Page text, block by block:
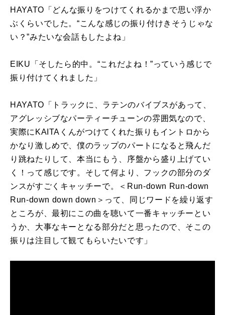
HAYATO「どんな振りをつけてくれるかまで思い浮か
ぶくらいでした。“こんな感じの振り付けきそうじゃな
い？”みたいな会話もしたよね」
EIKU「そしたら的中。“これだよね！”っていう感じで
振り付けてくれました」
HAYATO「トラックに、ラテンのバイブスがあって、
アグレッシブなパーティーチューンの雰囲気なので、
実際に KAITA くんがつけてくれた振りもイントロから
かなり激しめで、僕のラップのパートになると飛んだ
り跳ねたりして、本当にもう、序盤から盛り上げてい
く！って感じです。そして何より、フックの部分のダ
ンスがすごくキャッチーで。＜ Run-down Run-down
Run-down down down ＞って、同じワードを繰り返す
ところが、最初にこの曲を聴いて一番キャッチーとい
うか、大事なキーとなる部分だと思ったので、そこの
振りは注目して観てもらいたいです」